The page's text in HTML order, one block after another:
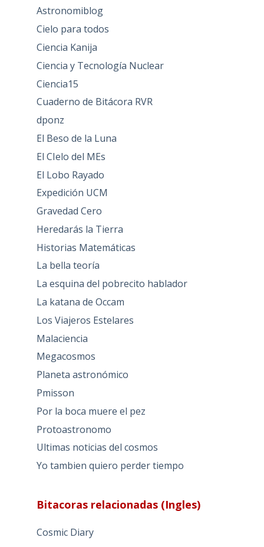
Astronomiblog
Cielo para todos
Ciencia Kanija
Ciencia y Tecnología Nuclear
Ciencia15
Cuaderno de Bitácora RVR
dponz
El Beso de la Luna
El CIelo del MEs
El Lobo Rayado
Expedición UCM
Gravedad Cero
Heredarás la Tierra
Historias Matemáticas
La bella teoría
La esquina del pobrecito hablador
La katana de Occam
Los Viajeros Estelares
Malaciencia
Megacosmos
Planeta astronómico
Pmisson
Por la boca muere el pez
Protoastronomo
Ultimas noticias del cosmos
Yo tambien quiero perder tiempo
Bitacoras relacionadas (Ingles)
Cosmic Diary